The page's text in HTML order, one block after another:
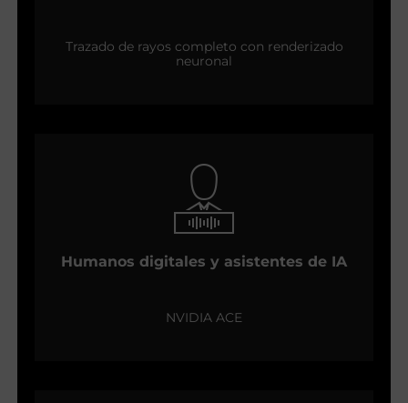
Trazado de rayos completo con renderizado
neuronal
Humanos digitales y asistentes de IA
NVIDIA ACE